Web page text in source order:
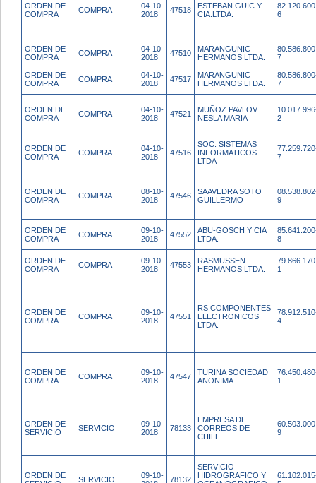
ORDEN DE
COMPRA
COMPRA
04-10-
2018
47518
ESTEBAN GUIC Y
CIA.LTDA.
6
ORDEN DE
COMPRA
COMPRA
04-10-
2018
47510
MARANGUNIC
HERMANOS LTDA.
7
ORDEN DE
COMPRA
COMPRA
04-10-
2018
47517
MARANGUNIC
HERMANOS LTDA.
7
ORDEN DE
COMPRA
COMPRA
04-10-
2018
47521
MUÑOZ PAVLOV
NESLA MARIA
2
ORDEN DE
COMPRA
COMPRA
04-10-
2018
47516
SOC. SISTEMAS
INFORMATICOS
LTDA
7
ORDEN DE
COMPRA
COMPRA
08-10-
2018
47546
SAAVEDRA SOTO
GUILLERMO
9
ORDEN DE
COMPRA
COMPRA
09-10-
2018
47552
ABU-GOSCH Y CIA
LTDA.
8
ORDEN DE
COMPRA
COMPRA
09-10-
2018
47553
RASMUSSEN
HERMANOS LTDA.
1
ORDEN DE
COMPRA
COMPRA
09-10-
2018
47551
RS COMPONENTES
ELECTRONICOS
LTDA.
4
ORDEN DE
COMPRA
COMPRA
09-10-
2018
47547
TURINA SOCIEDAD
ANONIMA
1
ORDEN DE
SERVICIO
SERVICIO
09-10-
2018
78133
EMPRESA DE
CORREOS DE
CHILE
9
ORDEN DE
SERVICIO
09-10-
78132
SERVICIO
HIDROGRAFICO Y